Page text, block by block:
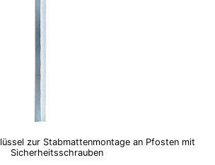
zur Stabmattenmontage an Pfosten mit
Sicherheitsschrauben